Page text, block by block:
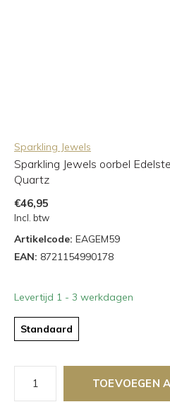
Sparkling Jewels
Sparkling Jewels oorbel
Quartz
€46,95
Incl. btw
Artikelcode: EAGEM59
EAN: 8721154990178
Levertijd 1 - 3 werkdagen
Standaard
TOEVOEGEN